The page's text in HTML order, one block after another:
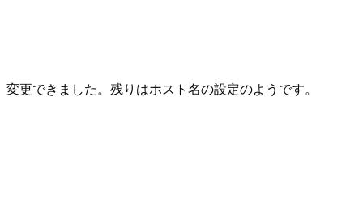
変更できました。残りはホスト名の設定のようです。